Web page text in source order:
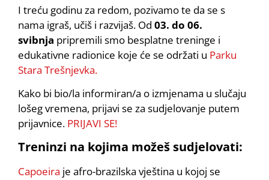
I treću godinu za redom, pozivamo te da se s
nama igraš, učiš i razvijaš. Od 03. do 06.
svibnja pripremili smo besplatne treninge i
edukativne radionice koje će se održati u Parku
Stara Trešnjevka.
Kako bi bio/la informiran/a o izmjenama u slučaju
lošeg vremena, prijavi se za sudjelovanje putem
prijavnice. PRIJAVI SE!
Treninzi na kojima možeš sudjelovati:
Capoeira je afro-brazilska vještina u kojoj se